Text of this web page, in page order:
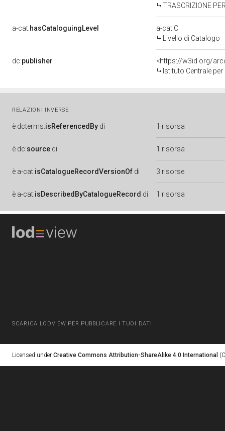
TRASCRIZIONE
a-cat:hasCataloguingLevel
a-cat:C
Livello di Catalogo
dc:publisher
<https://w3id.org/
Istituto Centrale
RELAZIONI INVERSE
è dcterms:isReferencedBy di 1 risorsa
è dc:source di 1 risorsa
è a-cat:isCatalogueRecordVersionOf di 3 risorse
è a-cat:isDescribedByCatalogueRecord di 1 risorsa
SCARICA LODVIEW PER PUBBLICARE I TUOI DATI
Licensed under Creative Commons Attribution-ShareAlike 4.0 International